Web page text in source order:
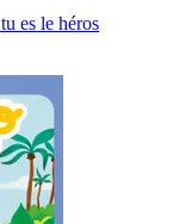
es le héros